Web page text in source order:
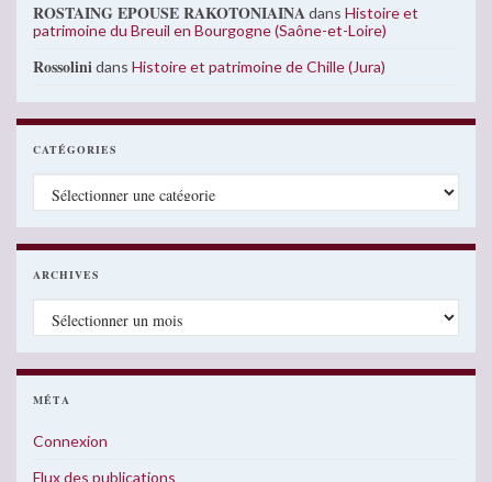
ROSTAING EPOUSE RAKOTONIAINAdans Histoire et
patrimoine du Breuil en Bourgogne (Saône-et-Loire)
Rossolinidans Histoire et patrimoine de Chille (Jura)
CATÉGORIES
Catégories
ARCHIVES
Archives
MÉTA
Connexion
Flux des publications